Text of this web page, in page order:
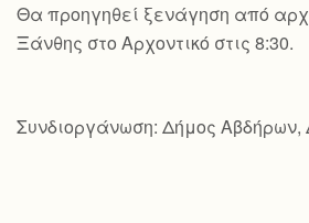
Θα προηγηθεί ξενάγηση από
Ξάνθης στο Αρχοντικό στις 8:30.
Συνδιοργάνωση: Δήμος